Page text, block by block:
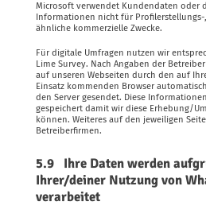
Microsoft verwendet Kundendaten oder
Informationen nicht für Profilerstellungs-
ähnliche kommerzielle Zwecke.
Für digitale Umfragen nutzen wir
Lime Survey. Nach Angaben der
auf unseren Webseiten durch den auf
Einsatz kommenden Browser
den Server gesendet. Diese
gespeichert damit wir diese Erhebung/
können. Weiteres auf den jeweiligen
Betreiberfirmen.
5.9 Ihre Daten werden
Ihrer/deiner Nutzung von
verarbeitet